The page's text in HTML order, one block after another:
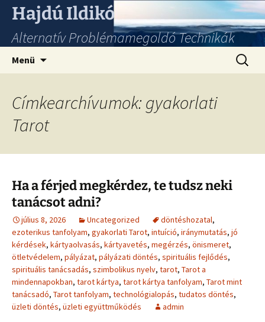
Hajdú Ildikó
Alternatív Problémamegoldó Technikák
Menü
Címkearchívumok: gyakorlati
Tarot
Ha a férjed megkérdez, te tudsz neki
tanácsot adni?
július 8, 2026 Uncategorized döntéshozatal,
ezoterikus tanfolyam, gyakorlati Tarot, intuíció, iránymutatás, jó
kérdések, kártyaolvasás, kártyavetés, megérzés, önismeret,
ötletvédelem, pályázat, pályázati döntés, spirituális fejlődés,
spirituális tanácsadás, szimbolikus nyelv, tarot, Tarot a
mindennapokban, tarot kártya, tarot kártya tanfolyam, Tarot mint
tanácsadó, Tarot tanfolyam, technológialopás, tudatos döntés,
üzleti döntés, üzleti együttműködés admin